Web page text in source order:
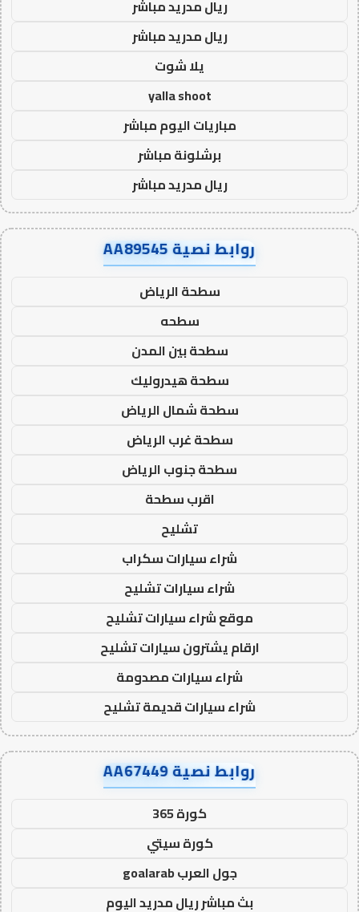
ريال مدريد مباشر
ريال مدريد مباشر
يلا شوت
yalla shoot
مباريات اليوم مباشر
برشلونة مباشر
ريال مدريد مباشر
روابط نصية AA89545
سطحة الرياض
سطحه
سطحة بين المدن
سطحة هيدروليك
سطحة شمال الرياض
سطحة غرب الرياض
سطحة جنوب الرياض
اقرب سطحة
تشليح
شراء سيارات سكراب
شراء سيارات تشليح
موقع شراء سيارات تشليح
ارقام يشترون سيارات تشليح
شراء سيارات مصدومة
شراء سيارات قديمة تشليح
روابط نصية AA67449
كورة 365
كورة سيتي
جول العرب goalarab
بث مباشر ريال مدريد اليوم